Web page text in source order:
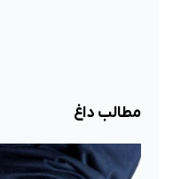
مطالب داغ